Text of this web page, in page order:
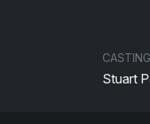
CASTING
Stuart